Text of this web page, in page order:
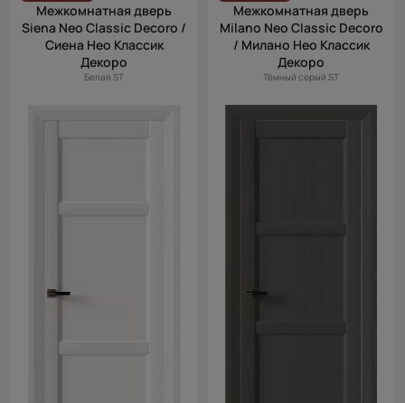
Межкомнатная дверь
Siena Neo Classic Decoro /
Сиена Нео Классик
Декоро
Белая ST
Межкомнатная дверь
Milano Neo Classic Decoro
/ Милано Нео Классик
Декоро
Тёмный серый ST